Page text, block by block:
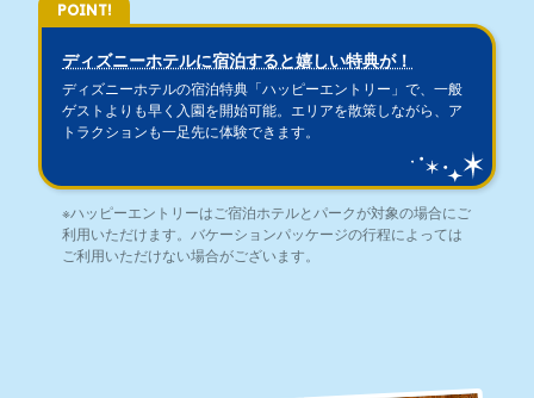
POINT!
ディズニーホテルに宿泊すると嬉しい特典が！
ディズニーホテルの宿泊特典「ハッピーエントリー」で、一般
ゲストよりも早く入園を開始可能。エリアを散策しながら、ア
トラクションも一足先に体験できます。
※ハッピーエントリーはご宿泊ホテルとパークが対象の場合にご
利用いただけます。バケーションパッケージの行程によっては
ご利用いただけない場合がございます。